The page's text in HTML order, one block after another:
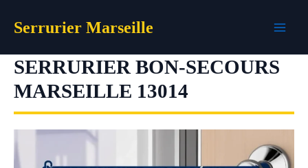
Serrurier Marseille
SERRURIER BON-SECOURS
MARSEILLE 13014